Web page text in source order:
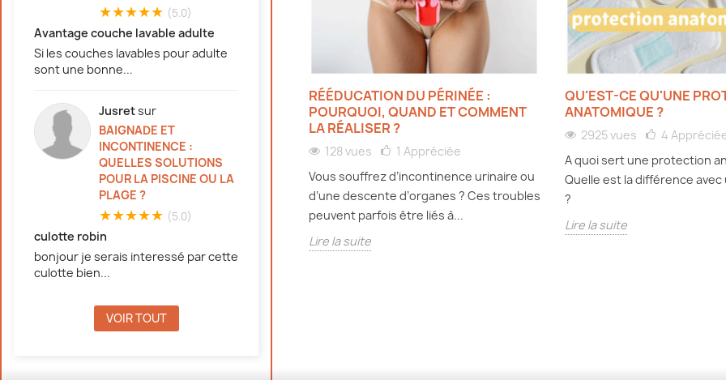
★★★★★ (5.0)
Avantage couche lavable adulte
Si les couches lavables pour adulte
sont une bonne...
Jusretsur
BAIGNADE ET
INCONTINENCE :
QUELLES SOLUTIONS
POUR LA PISCINE OU LA
PLAGE ?
★★★★★ (5.0)
culotte robin
bonjour je serais interessé par cette
culotte bien...
VOIR TOUT
ADULTE TENA ?
354 vues 0Appréciée
En France, plusieurs millions de
personnes sont concernées par
l’incontinence urinaire, selon Le Ministère
Lire la suite
RÉÉDUCATION DU PÉRINÉE :
POURQUOI, QUAND ET COMMENT
LA RÉALISER ?
128 vues 1 Appréciée
Vous souffrez d’incontinence urinaire ou
d’une descente d’organes ? Ces troubles
peuvent parfois être liés à...
Lire la suite
QU'EST-CE QU'UNE
ANATOMIQUE ?
2925 vues 4
A quoi sert une protection
Quelle est la différence
?
Lire la suite